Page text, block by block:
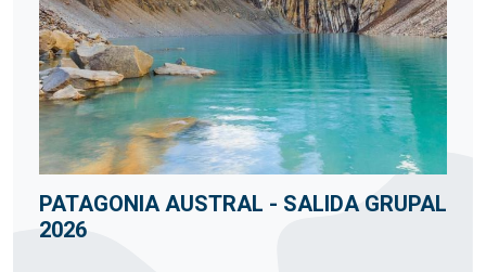
PATAGONIA AUSTRAL - SALIDA GRUPAL
2026